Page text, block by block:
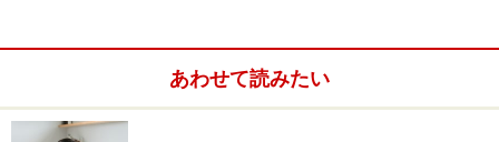
「就職をしたため期間限定の非課税世帯となったが、離
婚から就職が決まるまでは不安が大きかった。養育費の
範囲内で生活をしながら職を探している状態だったの
あわせて読みたい